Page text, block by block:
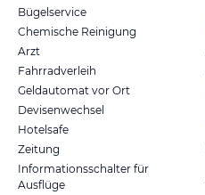
Bügelservice
Chemische Reinigung
Arzt
Fahrradverleih
Geldautomat vor Ort
Devisenwechsel
Hotelsafe
Zeitung
Informationsschalter für
Ausflüge